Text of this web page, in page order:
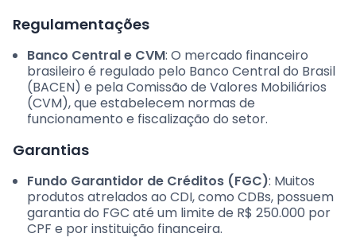
Regulamentações
Banco Central e CVM: O mercado financeiro
brasileiro é regulado pelo Banco Central do Brasil
(BACEN) e pela Comissão de Valores Mobiliários
(CVM), que estabelecem normas de
funcionamento e fiscalização do setor.
Garantias
Fundo Garantidor de Créditos (FGC): Muitos
produtos atrelados ao CDI, como CDBs, possuem
garantia do FGC até um limite de R$ 250.000 por
CPF e por instituição financeira.